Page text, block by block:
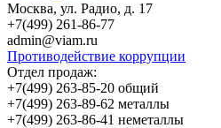
Москва, ул. Радио, д. 17
+7(499) 261-86-77
admin@viam.ru
Противодействие коррупции
Отдел продаж:
+7(499) 263-85-20 общий
+7(499) 263-89-62 металлы
+7(499) 263-86-41 неметаллы